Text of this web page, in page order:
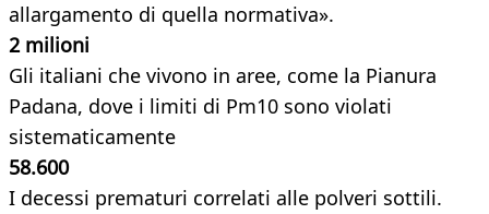
allargamento di quella normativa».
2 milioni
Gli italiani che vivono in aree, come la Pianura
Padana, dove i limiti di Pm10 sono violati
sistematicamente
58.600
I decessi prematuri correlati alle polveri sottili.